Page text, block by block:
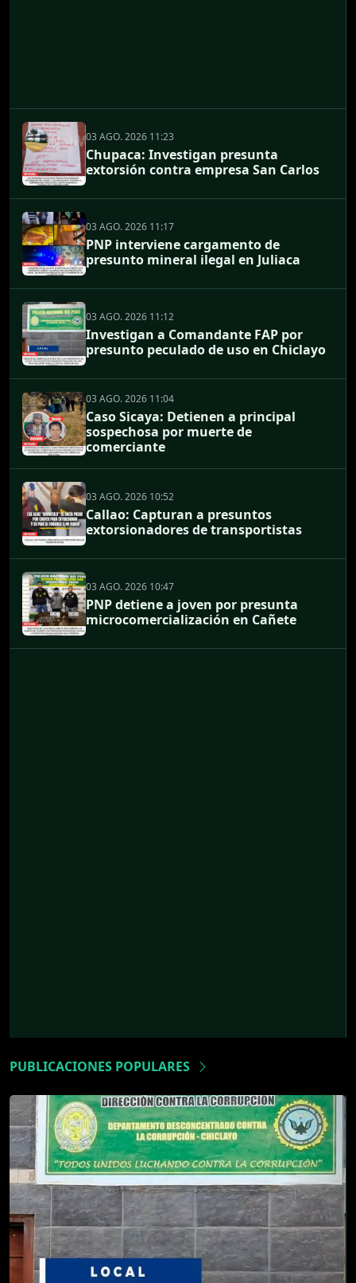
03 AGO. 2026 11:23
Chupaca: Investigan presunta
extorsión contra empresa San Carlos
03 AGO. 2026 11:17
PNP interviene cargamento de
presunto mineral ilegal en Juliaca
03 AGO. 2026 11:12
Investigan a Comandante FAP por
presunto peculado de uso en Chiclayo
03 AGO. 2026 11:04
Caso Sicaya: Detienen a principal
sospechosa por muerte de
comerciante
03 AGO. 2026 10:52
Callao: Capturan a presuntos
extorsionadores de transportistas
03 AGO. 2026 10:47
PNP detiene a joven por presunta
microcomercialización en Cañete
PUBLICACIONES POPULARES